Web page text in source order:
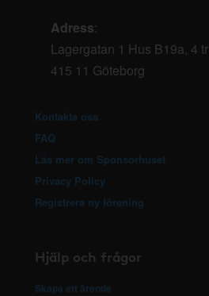
Adress:
Lagergatan 1 Hus B19a, 4 tr
415 11 Göteborg
Kontakta oss
FAQ
Läs mer om Sponsorhuset
Privacy Policy
Registrera ny förening
Hjälp och frågor
Skapa ett ärende